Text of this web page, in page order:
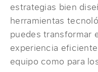
estrategias bien
herramientas
puedes transformar
experiencia
equipo como para